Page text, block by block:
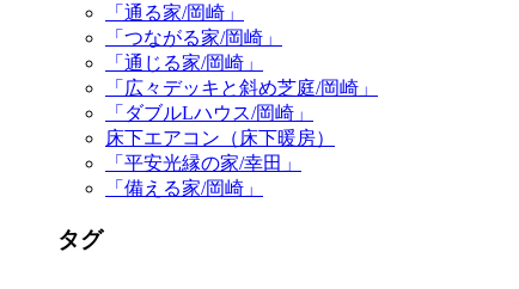
「通る家/岡崎」
「つながる家/岡崎」
「通じる家/岡崎」
「広々デッキと斜め芝庭/岡崎」
「ダブルLハウス/岡崎」
床下エアコン（床下暖房）
「平安光縁の家/幸田」
「備える家/岡崎」
タグ